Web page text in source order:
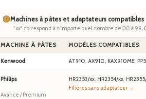
Machines à pâtes et adaptateurs compatibles
"xx" correspond à n’importe quel nombre de 00 à 99.
MACHINE À PÂTES MODÈLES COMPATIBLES
Kenwood AT910, AX910, KAX910ME,
Philips
Avance / Premium
HR2353/xx, HR2354/xx,
Filières sans adaptateur →